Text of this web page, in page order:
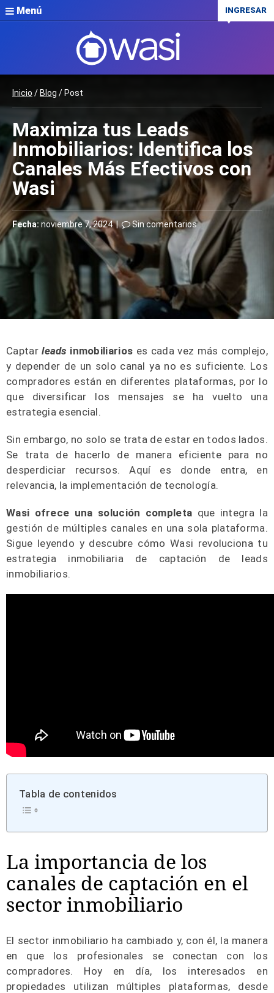
Menú INGRESAR
Inicio / Blog / Post
Maximiza tus Leads
Inmobiliarios: Identifica los
Canales Más Efectivos con
Wasi
Fecha: noviembre 7, 2024 | Sin comentarios
Captarleads inmobiliarios es cada vez más complejo,
y depender de un solo canal ya no es suficiente. Los
compradores están en diferentes plataformas, por lo
que diversificar los mensajes se ha vuelto una
estrategia esencial.
Sin embargo, no solo se trata de estar en todos lados.
Se trata de hacerlo de manera eficiente para no
desperdiciar recursos. Aquí es donde entra, en
relevancia, la implementación de tecnología.
Wasi ofrece una solución completa que integra la
gestión de múltiples canales en una sola plataforma.
Sigue leyendo y descubre cómo Wasi revoluciona tu
estrategia inmobiliaria de captación de leads
inmobiliarios.
Tabla de contenidos
La importancia de los
canales de captación en el
sector inmobiliario
El sector inmobiliario ha cambiado y, con él, la manera
en que los profesionales se conectan con los
compradores. Hoy en día, los interesados en
propiedades utilizan múltiples plataformas, desde